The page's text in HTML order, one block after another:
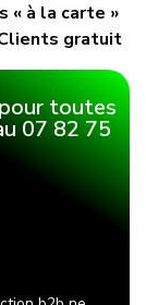
« à la carte »
gratuit
toutes
07 82 75